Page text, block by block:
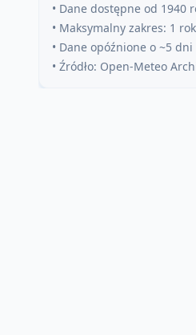
• Dane dostępne od 1940
• Maksymalny zakres: 1
• Dane opóźnione o ~5 dni
• Źródło: Open-Meteo